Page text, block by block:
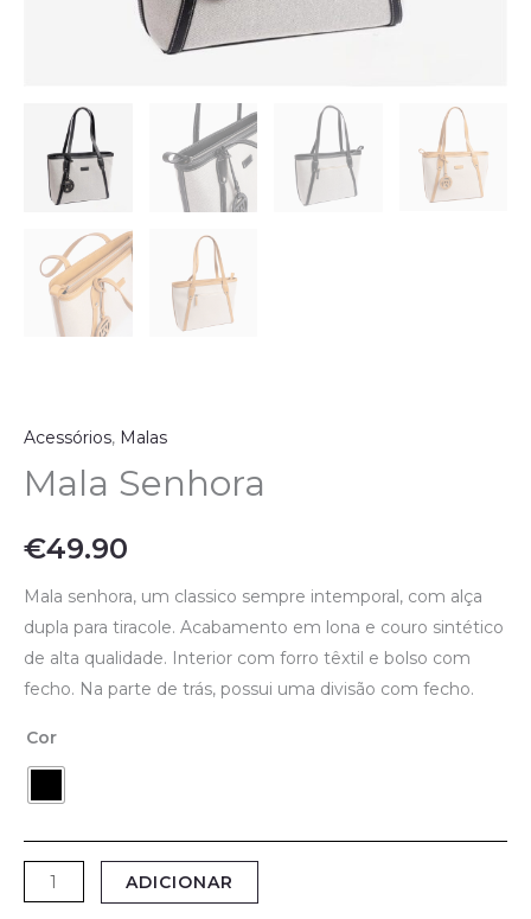
Acessórios, Malas
Mala Senhora
€49.90
Mala senhora, um classico sempre intemporal, com alça
dupla para tiracole. Acabamento em lona e couro sintético
de alta qualidade. Interior com forro têxtil e bolso com
fecho. Na parte de trás, possui uma divisão com fecho.
Cor
Quantidade
de
ADICIONAR